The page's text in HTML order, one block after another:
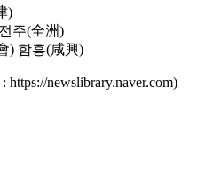
)
주(全洲)
) 함흥(咸興)
newslibrary.naver.com)